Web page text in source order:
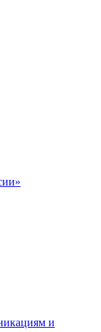
и